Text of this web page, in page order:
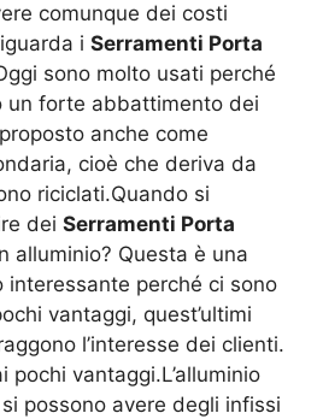
comunque dei costi
i Serramenti Porta
sono molto usati perché
un forte abbattimento dei
anche come
cioè che deriva da
riciclati.Quando si
dei Serramenti Porta
alluminio? Questa è una
perché ci sono
vantaggi, quest’ultimi
l’interesse dei clienti.
pochi vantaggi.L’alluminio
possono avere degli infissi